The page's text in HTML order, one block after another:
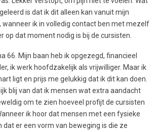
is dat ik dit alleen kan vanuit mijn
wanneer ik in volledig contact ben met mezelf
op dat moment nodig is bij de cursisten.
66. Mijn baan heb ik opgezegd, financieel
ik werk hoofdzakelijk als vrijwilliger. Maar ik
ligt en prijs me gelukkig dat ik dit kan doen.
blij van dat ik mensen wat extra aandacht
om te zien hoeveel profijt de cursisten
ik hoor dat mensen met een fysieke
dat er een vorm van beweging is die ze